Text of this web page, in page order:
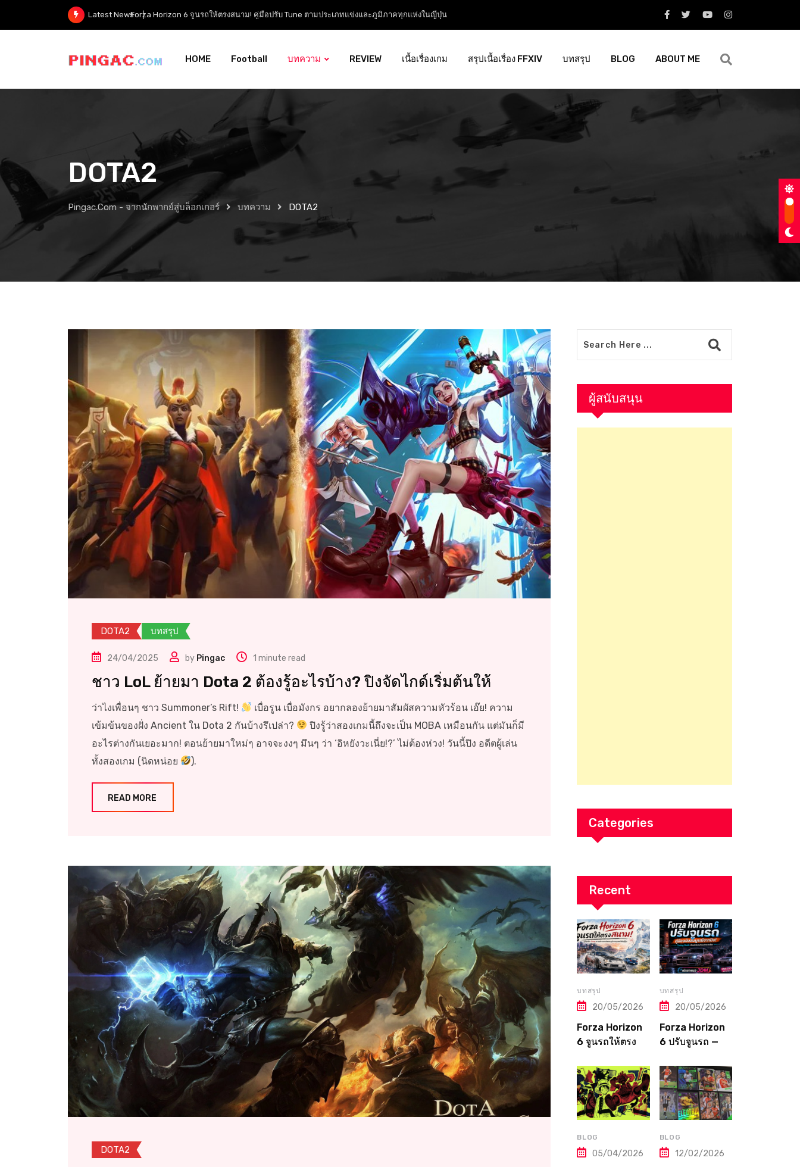
Latest NewsForza Horizon 6 จูนรถให้ตรงสนาม! คู่มือปรับ Tune ตามประเภทแข่งและภูมิภาคทุกแห่งในญี่ปุ่น
HOME Football บทความ REVIEW เนื้อเรื่องเกม สรุปเนื้อเรื่อง FFXIV บทสรุป BLOG ABOUT ME
DOTA2
Pingac.com - จากนักพากย์สู่บล็อกเกอร์ บทความ DOTA2
DOTA2 บทสรุป
24/04/2025 by Pingac 1 minute read
ชาว LoL ย้ายมา Dota 2 ต้องรู้อะไรบ้าง? ปิงจัดไกด์เริ่มต้นให้
ว่าไงเพื่อนๆ ชาว Summoner’s Rift!
เบื่อรูน เบื่อมังกร อยากลองย้ายมาสัมผัสความหัวร้อน เอ๊ย! ความ
เข้มข้นของฝั่ง Ancient ใน Dota 2 กันบ้างรึเปล่า?
ปิงรู้ว่าสองเกมนี้ถึงจะเป็น MOBA เหมือนกัน แต่มันก็มี
อะไรต่างกันเยอะมาก! ตอนย้ายมาใหม่ๆ อาจจะงงๆ มึนๆ ว่า ‘อิหยังวะเนี่ย!?’ ไม่ต้องห่วง! วันนี้ปิง อดีตผู้เล่น
ทั้งสองเกม (นิดหน่อย
).
READ MORE
DOTA2
ผู้สนับสนุน
Categories
Recent
บทสรุป
20/05/2026
Forza Horizon
6 จูนรถให้ตรง
Tune ตาม
ประเภทแข่งและ
ภูมิภาคทุกแห่งใน
ญี่ปุ่น
บทสรุป
20/05/2026
Forza Horizon
6 ปรับจูนรถ —
จากปิง! Tuning
Guide ตั้งแต่เริ่ม
จนถึงเมต้าระดับ
โปร
BLOG
05/04/2026
BLOG
12/02/2026